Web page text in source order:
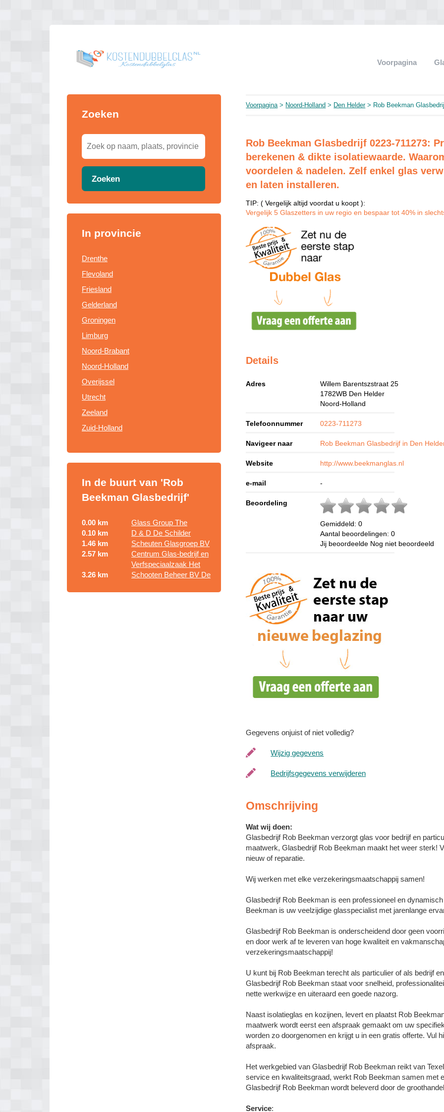
Voorpagina
Zoeken
Zoeken
In provincie
Drenthe
Flevoland
Friesland
Gelderland
Groningen
Limburg
Noord-Brabant
Noord-Holland
Overijssel
Utrecht
Zeeland
Zuid-Holland
In de buurt van 'Rob
Beekman Glasbedrijf'
0.00 km
Glass Group The
0.10 km
D & D De Schilder
1.46 km
Scheuten Glasgroep BV
2.57 km
Centrum Glas-bedrijf en
Verfspeciaalzaak Het
3.26 km
Schooten Beheer BV De
Voorpagina> Noord-Holland > Den Helder> Rob Beekman
Rob Beekman Glasbedrijf 0223-711273:
berekenen & dikte isolatiewaarde.
voordelen & nadelen. Zelf enkel glas
en laten installeren.
TIP: ( Vergelijk altijd voordat u koopt ):
Vergelijk 5 Glaszetters in uw regio en bespaar tot 40% in
Details
Adres
Willem Barentszstraat 25
1782WB Den Helder
Noord-Holland
Telefoonnummer 0223-711273
Navigeer naar Rob Beekman Glasbedrijf in Den
Website http://www.beekmanglas.nl
e-mail -
Beoordeling
Gemiddeld:0
Aantal beoordelingen:0
Jij beoordeelde Nog niet beoordeeld
Gegevens onjuist of niet volledig?
Wijzig gegevens
Bedrijfsgegevens verwijderen
Omschrijving
Wat wij doen:
Glasbedrijf Rob Beekman verzorgt glas voor bedrijf en
maatwerk, Glasbedrijf Rob Beekman maakt het weer sterk!
nieuw of reparatie.
Wij werken met elke verzekeringsmaatschappij samen!
Glasbedrijf Rob Beekman is een professioneel en
Beekman is uw veelzijdige glasspecialist met jarenlange
Glasbedrijf Rob Beekman is onderscheidend door geen
en door werk af te leveren van hoge kwaliteit en
verzekeringsmaatschappij!
U kunt bij Rob Beekman terecht als particulier of als bedrijf
Glasbedrijf Rob Beekman staat voor snelheid,
nette werkwijze en uiteraard een goede nazorg.
Naast isolatieglas en kozijnen, levert en plaatst Rob
maatwerk wordt eerst een afspraak gemaakt om uw
worden zo doorgenomen en krijgt u in een gratis offerte. Vul
afspraak.
Het werkgebied van Glasbedrijf Rob Beekman reikt van
service en kwaliteitsgraad, werkt Rob Beekman samen met
Glasbedrijf Rob Beekman wordt beleverd door de
Service: